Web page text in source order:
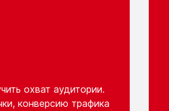
охват аудитории.
конверсию трафика